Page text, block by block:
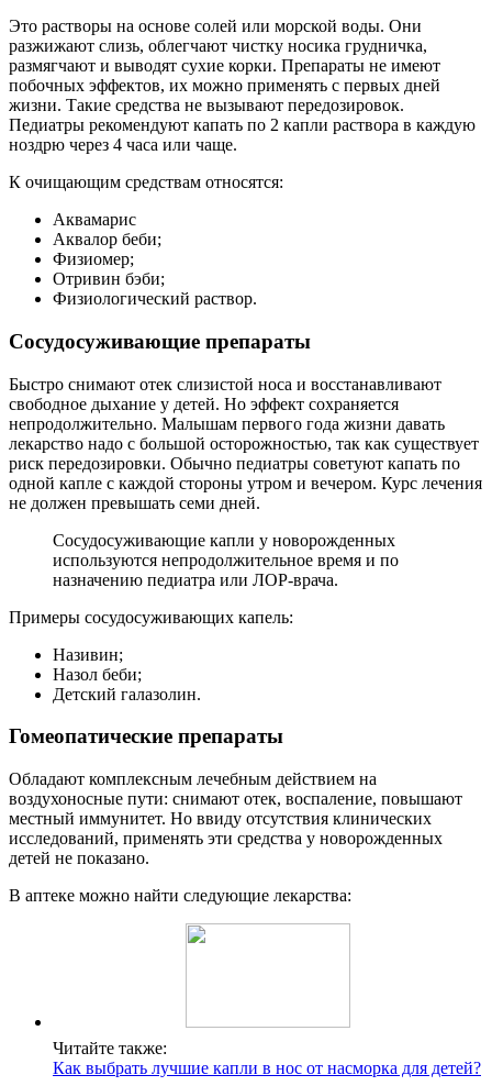
Это растворы на основе солей или морской воды. Они
разжижают слизь, облегчают чистку носика грудничка,
размягчают и выводят сухие корки. Препараты не имеют
побочных эффектов, их можно применять с первых дней
жизни. Такие средства не вызывают передозировок.
Педиатры рекомендуют капать по 2 капли раствора в каждую
ноздрю через 4 часа или чаще.
К очищающим средствам относятся:
Аквамарис
Аквалор беби;
Физиомер;
Отривин бэби;
Физиологический раствор.
Сосудосуживающие препараты
Быстро снимают отек слизистой носа и восстанавливают
свободное дыхание у детей. Но эффект сохраняется
непродолжительно. Малышам первого года жизни давать
лекарство надо с большой осторожностью, так как существует
риск передозировки. Обычно педиатры советуют капать по
одной капле с каждой стороны утром и вечером. Курс лечения
не должен превышать семи дней.
Сосудосуживающие капли у новорожденных
используются непродолжительное время и по
назначению педиатра или ЛОР-врача.
Примеры сосудосуживающих капель:
Називин;
Назол беби;
Детский галазолин.
Гомеопатические препараты
Обладают комплексным лечебным действием на
воздухоносные пути: снимают отек, воспаление, повышают
местный иммунитет. Но ввиду отсутствия клинических
исследований, применять эти средства у новорожденных
детей не показано.
В аптеке можно найти следующие лекарства:
Читайте также:
Как выбрать лучшие капли в нос от насморка для детей?